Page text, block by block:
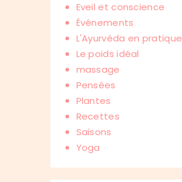
Eveil et conscience
Événements
L'Ayurvéda en pratique
Le poids idéal
massage
Pensées
Plantes
Recettes
Saisons
Yoga